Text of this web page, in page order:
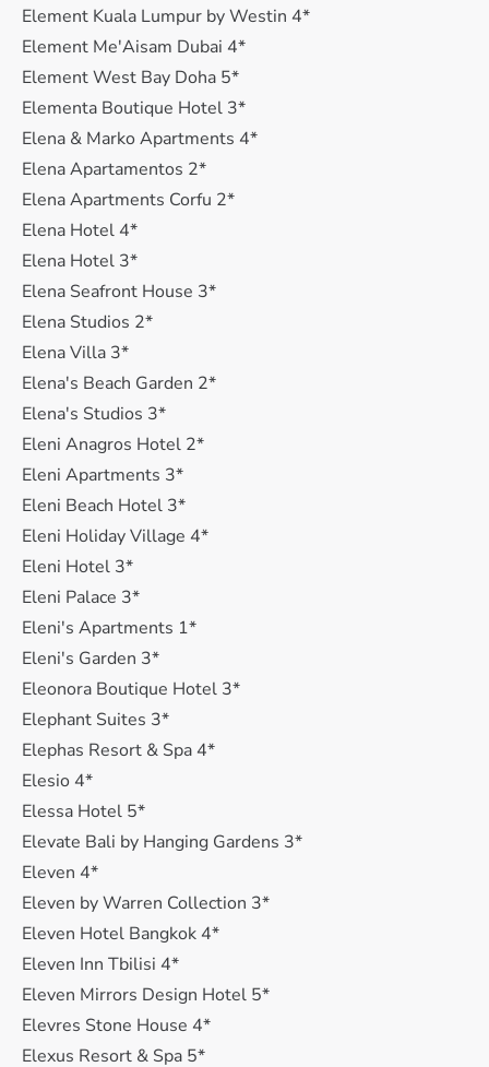
Element Kuala Lumpur by Westin 4*
Element Me'Aisam Dubai 4*
Element West Bay Doha 5*
Elementa Boutique Hotel 3*
Elena & Marko Apartments 4*
Elena Apartamentos 2*
Elena Apartments Corfu 2*
Elena Hotel 4*
Elena Hotel 3*
Elena Seafront House 3*
Elena Studios 2*
Elena Villa 3*
Elena's Beach Garden 2*
Elena's Studios 3*
Eleni Anagros Hotel 2*
Eleni Apartments 3*
Eleni Beach Hotel 3*
Eleni Holiday Village 4*
Eleni Hotel 3*
Eleni Palace 3*
Eleni's Apartments 1*
Eleni's Garden 3*
Eleonora Boutique Hotel 3*
Elephant Suites 3*
Elephas Resort & Spa 4*
Elesio 4*
Elessa Hotel 5*
Elevate Bali by Hanging Gardens 3*
Eleven 4*
Eleven by Warren Collection 3*
Eleven Hotel Bangkok 4*
Eleven Inn Tbilisi 4*
Eleven Mirrors Design Hotel 5*
Elevres Stone House 4*
Elexus Resort & Spa 5*